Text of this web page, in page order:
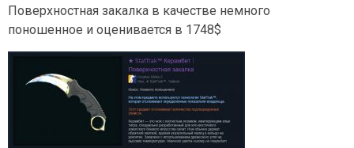
Поверхностная закалка в качестве немного
поношенное и оценивается в 1748$